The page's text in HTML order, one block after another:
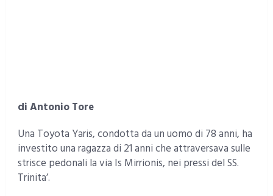
di Antonio Tore
Una Toyota Yaris, condotta da un uomo di 78 anni, ha
investito una ragazza di 21 anni che attraversava sulle
strisce pedonali la via Is Mirrionis, nei pressi del SS.
Trinita’.